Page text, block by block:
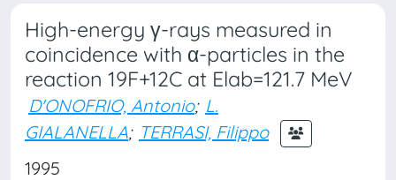
High-energy γ-rays measured in
coincidence with α-particles in the
reaction 19F+12C at Elab=121.7 MeV
D'ONOFRIO, Antonio; L.
GIALANELLA; TERRASI, Filippo
1995